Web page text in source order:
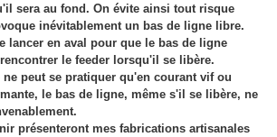
sera au fond. On évite ainsi tout risque
inévitablement un bas de ligne libre.
en aval pour que le bas de ligne
le feeder lorsqu'il se libère.
peut se pratiquer qu'en courant vif ou
le bas de ligne, même s'il se libère, ne
présenteront mes fabrications artisanales